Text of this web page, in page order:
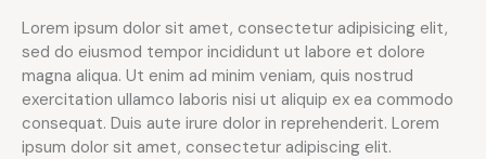
Lorem ipsum dolor sit amet, consectetur adipisicing elit,
sed do eiusmod tempor incididunt ut labore et dolore
magna aliqua. Ut enim ad minim veniam, quis nostrud
exercitation ullamco laboris nisi ut aliquip ex ea commodo
consequat. Duis aute irure dolor in reprehenderit. Lorem
ipsum dolor sit amet, consectetur adipiscing elit.